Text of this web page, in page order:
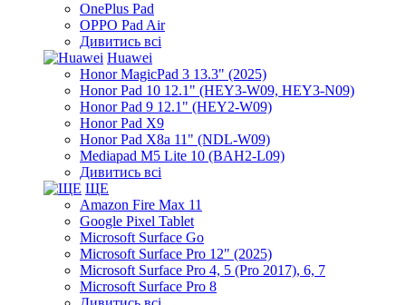
OnePlus Pad
OPPO Pad Air
Дивитись всі
Huawei
Honor MagicPad 3 13.3" (2025)
Honor Pad 10 12.1" (HEY3-W09, HEY3-N09)
Honor Pad 9 12.1" (HEY2-W09)
Honor Pad X9
Honor Pad X8a 11" (NDL-W09)
Mediapad M5 Lite 10 (BAH2-L09)
Дивитись всі
ЩЕ
Amazon Fire Max 11
Google Pixel Tablet
Microsoft Surface Go
Microsoft Surface Pro 12" (2025)
Microsoft Surface Pro 4, 5 (Pro 2017), 6, 7
Microsoft Surface Pro 8